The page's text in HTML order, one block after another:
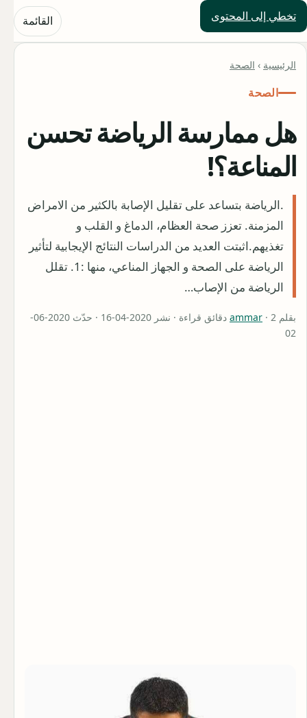
تخطي إلى المحتوى
حلول العالم القائمة
الرئيسية › الصحة
الصحة
هل ممارسة الرياضة تحسن
المناعة؟!
.الرياضة بتساعد على تقليل الإصابة بالكثير من الامراض
المزمنة. تعزز صحة العظام، الدماغ و القلب و
تغذيهم.اثبتت العديد من الدراسات النتائج الإيجابية لتأثير
الرياضة على الصحة و الجهاز المناعي، منها :1. تقلل
الرياضة من الإصاب…
بقلم ammar
· 2 دقائق قراءة · نشر 2020-04-16 · حدّث 2020-06-
02